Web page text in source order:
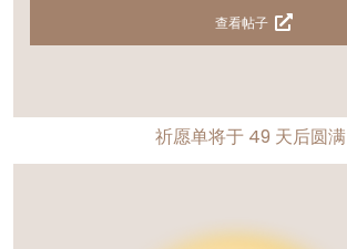
查看帖子
祈愿单将于 49 天后圆满